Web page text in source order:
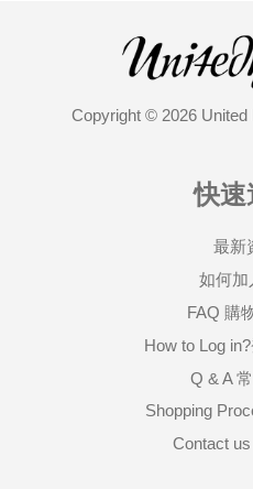
Copyright © 2026 United
快速
最新
如何加
FAQ 購
How to Log
Q & A
Shopping
Contact